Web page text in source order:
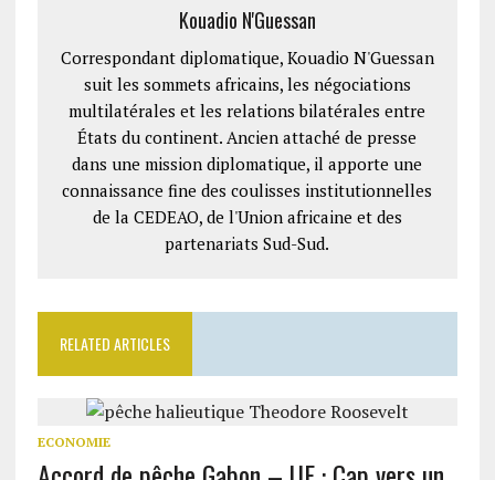
Kouadio N'Guessan
Correspondant diplomatique, Kouadio N'Guessan
suit les sommets africains, les négociations
multilatérales et les relations bilatérales entre
États du continent. Ancien attaché de presse
dans une mission diplomatique, il apporte une
connaissance fine des coulisses institutionnelles
de la CEDEAO, de l'Union africaine et des
partenariats Sud-Sud.
RELATED ARTICLES
ECONOMIE